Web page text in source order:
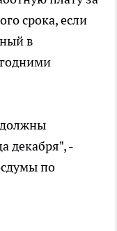
срока, если
в
должны
декабря", -
по